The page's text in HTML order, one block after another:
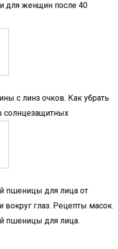
для женщин после 40
с линз очков. Как убрать
солнцезащитных
пшеницы для лица от
глаз. Рецепты масок.
пшеницы для лица.